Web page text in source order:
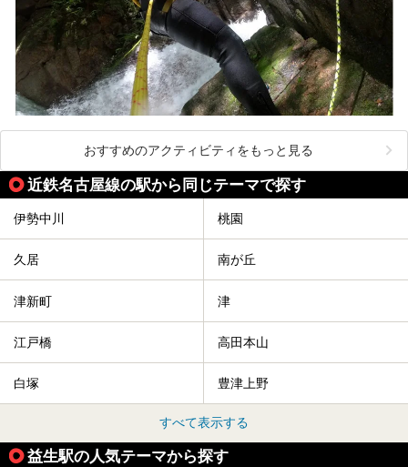
おすすめのアクティビティをもっと見る
近鉄名古屋線の駅から同じテーマで探す
伊勢中川 桃園
久居 南が丘
津新町 津
江戸橋 高田本山
白塚 豊津上野
すべて表示する
益生駅の人気テーマから探す